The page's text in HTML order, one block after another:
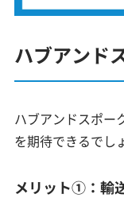
ハブアンド
ハブアンドスポー
を期待できるでし
メリット①：輸